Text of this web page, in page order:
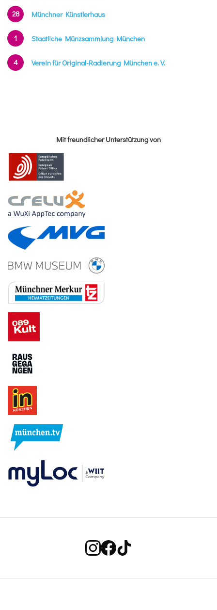
28 Münchner Künstlerhaus
1 Staatliche Münzsammlung München
4 Verein für Original-Radierung München e. V.
Mit freundlicher Unterstützung von